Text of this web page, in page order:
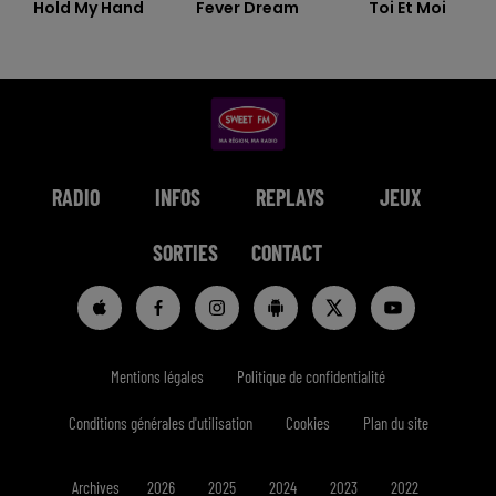
Hold My Hand Fever Dream Toi Et Moi
RADIO INFOS REPLAYS JEUX
SORTIES CONTACT
Mentions légales Politique de confidentialité
Conditions générales d'utilisation Cookies Plan du site
Archives 2026 2025 2024 2023 2022